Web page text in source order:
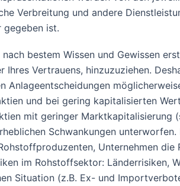
Verbreitung und andere
gegeben ist.
bestem Wissen und Gewissen
Ihres Vertrauens, hinzuzuziehen.
Anlageentscheidungen
und bei gering kapitalisierten
mit geringer
Schwankungen
Unternehmen
im Rohstoffsektor: Länderrisiken,
Situation (z.B. Ex- und